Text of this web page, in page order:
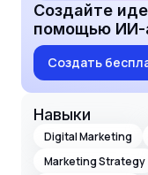
Создайте
помощью ИИ-
Создать
Навыки
Digital Marketing
Marketing Strategy